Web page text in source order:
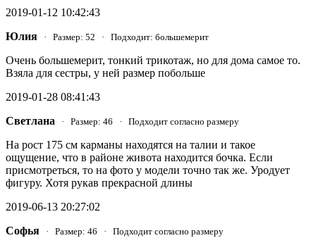
2019-01-12 10:42:43
Юлия · Размер: 52 · Подходит: большемерит
Очень большемерит, тонкий трикотаж, но для дома самое то.
Взяла для сестры, у ней размер побольше
2019-01-28 08:41:43
Светлана · Размер: 46 · Подходит согласно размеру
На рост 175 см карманы находятся на талии и такое
ощущение, что в районе живота находится бочка. Если
присмотреться, то на фото у модели точно так же. Уродует
фигуру. Хотя рукав прекрасной длины
2019-06-13 20:27:02
Софья · Размер: 46 · Подходит согласно размеру